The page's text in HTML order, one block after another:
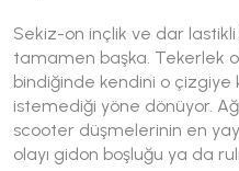
Sekiz-on inçlik ve dar
tamamen başka. Tekerlek
bindiğinde kendini o çizgiye
istemediği yöne dönüyor.
scooter düşmelerinin en
olayı gidon boşluğu ya da